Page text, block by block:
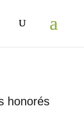
honorés